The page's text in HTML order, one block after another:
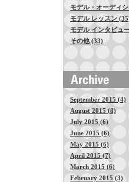
モデル・オーディ
モデル レッスン
モデル インタビュ
その他 (33)
September 2015 (4)
August 2015 (8)
July 2015 (6)
June 2015 (6)
May 2015 (6)
April 2015 (7)
March 2015 (6)
February 2015 (3)